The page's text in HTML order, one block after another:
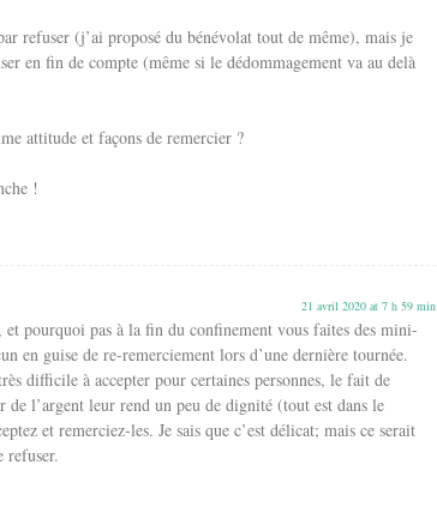
refuser (j’ai proposé du bénévolat tout de même), mais je
en fin de compte (même si le dédommagement va au delà
attitude et façons de remercier ?
!
21 avril 2020 at 7 h 59 min
et pourquoi pas à la fin du confinement vous faites des mini-
en guise de re-remerciement lors d’une dernière tournée.
difficile à accepter pour certaines personnes, le fait de
de l’argent leur rend un peu de dignité (tout est dans le
et remerciez-les. Je sais que c’est délicat; mais ce serait
refuser.